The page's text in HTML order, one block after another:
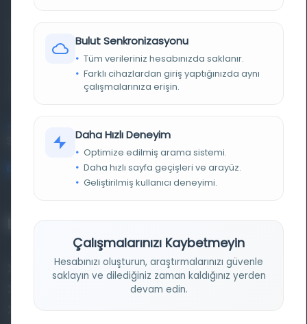
basma eserleri, arşiv belgelerini, süreli yayınları ve görsel
materyalleri bir araya getiren kapsamlı bir dijital
kütüphane ve meta katalog.
Entertech Ofis: 322 İstanbul Ün. Avcılar Kampüsü Avcılar,
34320 İstanbul
bilgi@osmanlica.com
Osmanlica.com
Bulut Senkronizasyonu
Tüm verileriniz hesabınızda saklanır.
Farklı cihazlardan giriş yaptığınızda aynı
çalışmalarınıza erişin.
Daha Hızlı Deneyim
Optimize edilmiş arama sistemi.
Daha hızlı sayfa geçişleri ve arayüz.
Geliştirilmiş kullanıcı deneyimi.
Çalışmalarınızı Kaybetmeyin
Hesabınızı oluşturun, araştırmalarınızı güvenle
saklayın ve dilediğiniz zaman kaldığınız yerden
devam edin.